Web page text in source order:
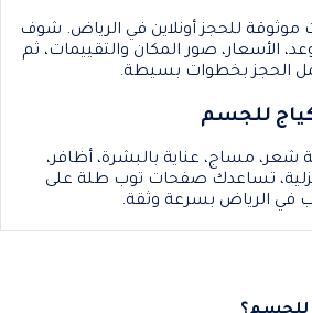
للحجز أونلاين في الرياض. شوف
الأسعار، صور المكان والتقييمات، ثم
الحجز بخطوات بسيطة.
للجسم
مساج، عناية بالبشرة، أظافر،
تساعدك صفحات توب طلة على
في الرياض بسرعة وثقة.